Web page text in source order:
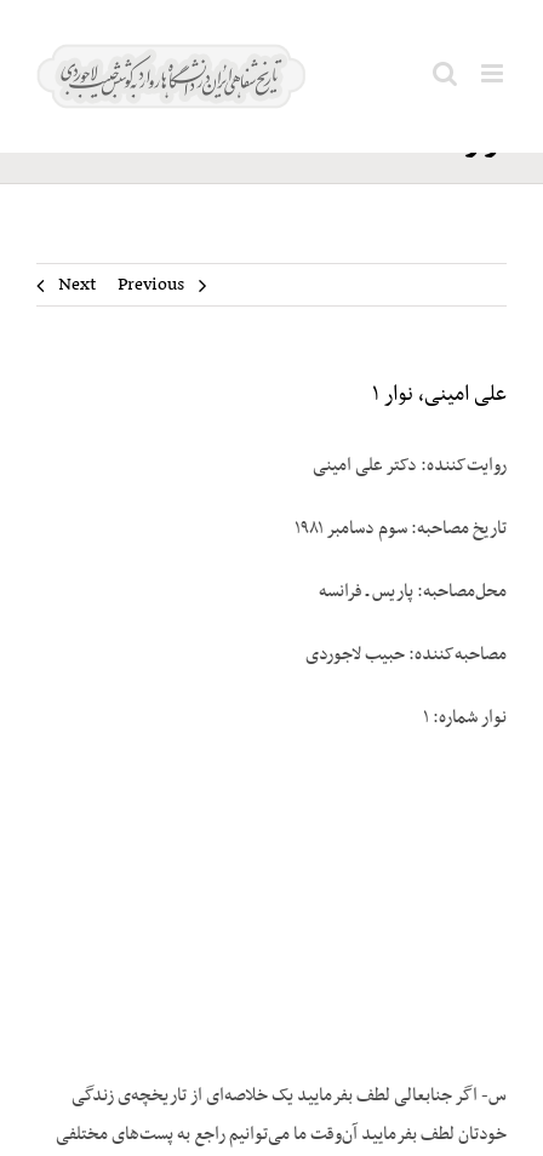
امینی،
نوار ۱
Previous
Next
علی امینی، نوار ۱
روایت‌کننده: دکتر علی امینی
تاریخ مصاحبه: سوم دسامبر ۱۹۸۱
محل‌مصاحبه: پاریس ـ فرانسه
مصاحبه‌کننده: حبیب لاجوردی
نوار شماره: ۱
س- اگر جنابعالی لطف بفرمایید یک خلاصه‌ای از تاریخچه‌ی زندگی
خودتان لطف بفرمایید آن‌وقت ما می‌توانیم راجع به پست‌های مختلفی